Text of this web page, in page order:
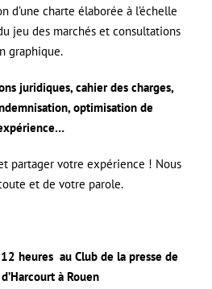
d’une charte élaborée à l’échelle
jeu des marchés et consultations
graphique.
juridiques, cahier des charges,
optimisation de
partager votre expérience ! Nous
et de votre parole.
heures au Club de la presse de
à Rouen